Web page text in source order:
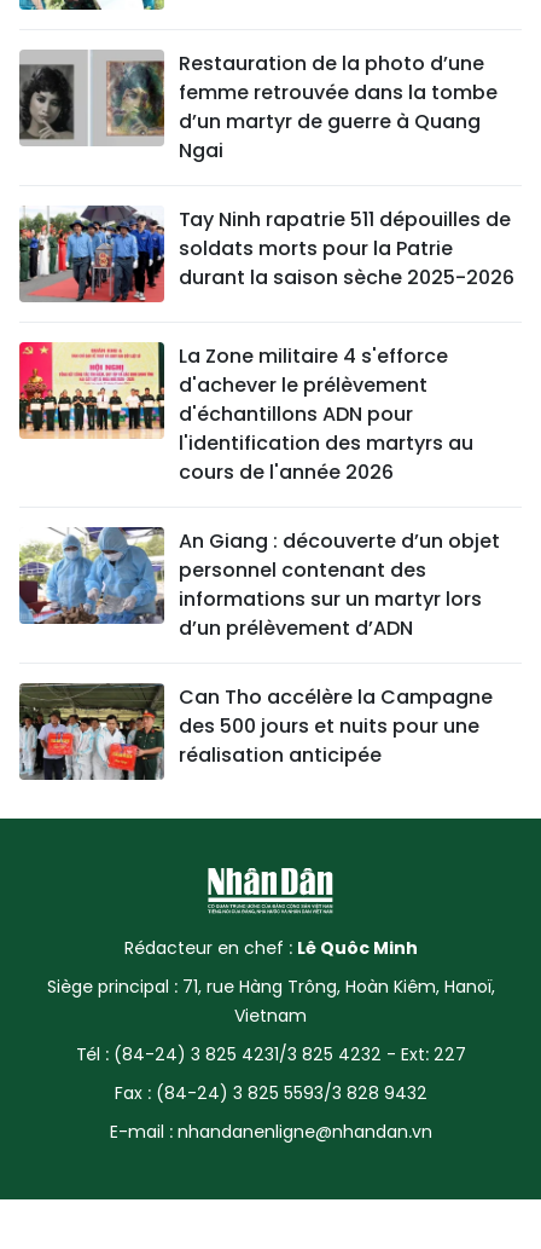
Restauration de la photo d’une
femme retrouvée dans la tombe
d’un martyr de guerre à Quang
Ngai
Tay Ninh rapatrie 511 dépouilles de
soldats morts pour la Patrie
durant la saison sèche 2025-2026
La Zone militaire 4 s'efforce
d'achever le prélèvement
d'échantillons ADN pour
l'identification des martyrs au
cours de l'année 2026
An Giang : découverte d’un objet
personnel contenant des
informations sur un martyr lors
d’un prélèvement d’ADN
Can Tho accélère la Campagne
des 500 jours et nuits pour une
réalisation anticipée
Rédacteur en chef : Lê Quôc Minh
Siège principal : 71, rue Hàng Trông, Hoàn Kiêm, Hanoï,
Vietnam
Tél : (84-24) 3 825 4231/3 825 4232 - Ext: 227
Fax : (84-24) 3 825 5593/3 828 9432
E-mail : nhandanenligne@nhandan.vn